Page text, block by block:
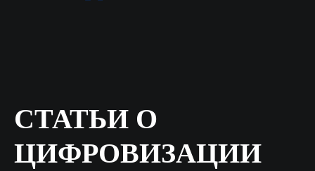
СТАТЬИ О
ЦИФРОВИЗАЦИИ